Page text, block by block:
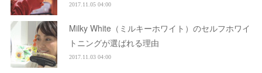
2017.11.05 04:00
Milky White（ミルキーホワイト）のセルフホワイ
トニングが選ばれる理由
2017.11.03 04:00